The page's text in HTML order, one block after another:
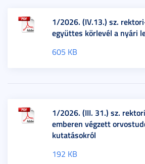
1/2026. (IV.13.) sz.
együttes körlevél a nyári
605 KB
1/2026. (III. 31.) sz.
emberen végzett
kutatásokról
192 KB